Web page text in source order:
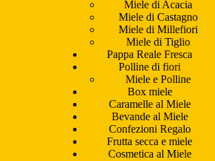
Miele di Acacia
Miele di Castagno
Miele di Millefiori
Miele di Tiglio
Pappa Reale Fresca
Polline di fiori
Miele e Polline
Box miele
Caramelle al Miele
Bevande al Miele
Confezioni Regalo
Frutta secca e miele
Cosmetica al Miele